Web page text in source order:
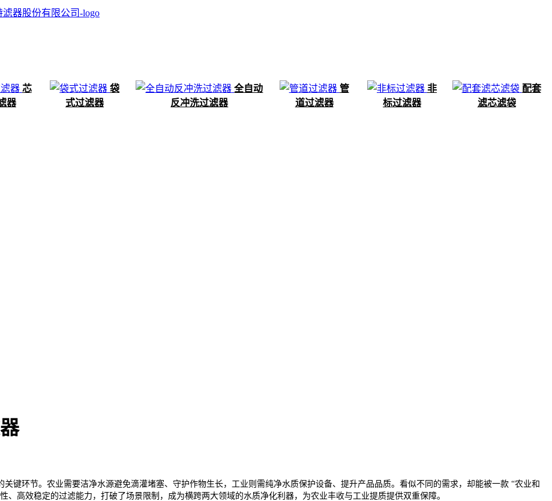
芯
器
袋
式过滤器
全自动
反冲洗过滤器
管
道过滤器
非
标过滤器
配套
滤芯滤袋
键环节。农业需要洁净水源避免滴灌堵塞、守护作物生长，工业则需纯净水质保护设备、提升产品品质。看似不同的需求，却能被一款 “农业和
、高效稳定的过滤能力，打破了场景限制，成为横跨两大领域的水质净化利器，为农业丰收与工业提质提供双重保障。